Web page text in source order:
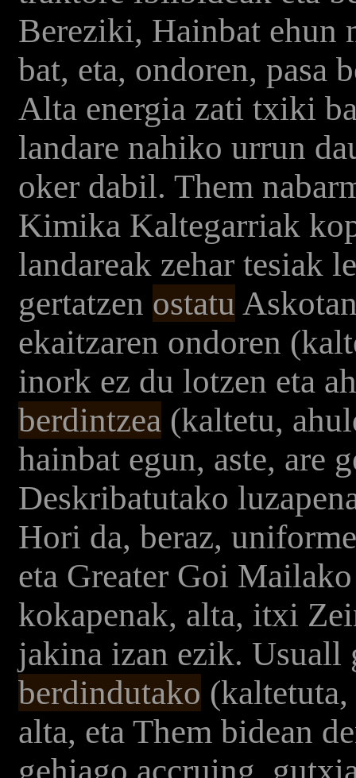
Bereziki, Hainbat ehun
bat, eta, ondoren, pasa
Alta energia zati txiki
landare nahiko urrun
oker dabil. Them
Kimika Kaltegarriak
landareak zehar tesiak
gertatzen ostatu
ekaitzaren ondoren
inork ez du lotzen eta
berdintzea (kaltetu,
hainbat egun, aste, are
Deskribatutako
Hori da, beraz,
eta Greater Goi
kokapenak, alta, itxi
jakina izan ezik. Usuall
berdindutako
alta, eta Them bidean
gehiago accruing,